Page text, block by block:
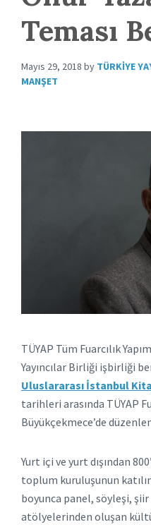
Teması
Mayıs 29, 2018 by TÜRKIYE
MANŞET
TÜYAP Tüm Fuarcılık
Yayıncılar Birliği işbirliği
Uluslararası İstanbul
tarihleri arasında TÜYAP
Büyükçekmece’de
Yurt içi ve yurt dışından
toplum kuruluşunun
boyunca panel, söyleşi,
atölyelerinden oluşan